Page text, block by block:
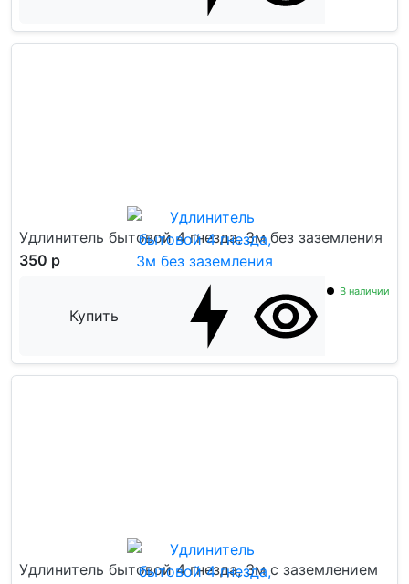
Удлинитель бытовой 4 гнезда, 3м без заземления
350 р
Купить
В наличии
Удлинитель бытовой 4 гнезда, 3м с заземлением